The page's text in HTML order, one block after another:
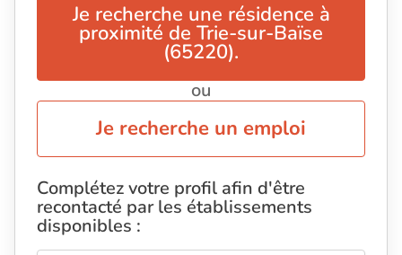
Je recherche une résidence à
proximité de Trie-sur-Baïse
(65220).
ou
Je recherche un emploi
Complétez votre profil afin d'être
recontacté par les établissements
disponibles :